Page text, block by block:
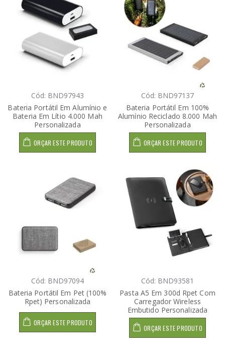
Cód: BND97943
Bateria Portátil Em Alumínio e
Bateria Em Lítio 4.000 Mah
Personalizada
ORÇAR ESTE PRODUTO
Cód: BND97137
Bateria Portátil Em 100%
Alumínio Reciclado 8.000 Mah
Personalizada
ORÇAR ESTE PRODUTO
Cód: BND97094
Bateria Portátil Em Pet (100%
Rpet) Personalizada
ORÇAR ESTE PRODUTO
Cód: BND93581
Pasta A5 Em 300d Rpet Com
Carregador Wireless
Embutido Personalizada
ORÇAR ESTE PRODUTO